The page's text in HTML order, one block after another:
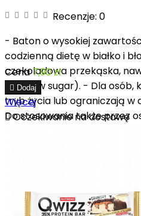
Recenzje: 0
- Baton o wysokiej
codzienną dietę w białko i
czekoladowa przekąska,
linię (low sugar). - Dla
tryb życia lub ograniczają w
Do stosowania także przez
sportowców i osoby
Cena7,90 zł
 Dodaj
Więcej
Oczekiwanie na dostawę